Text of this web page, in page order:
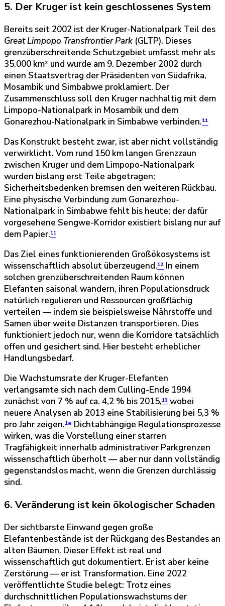
5. Der Kruger ist kein geschlossenes System
Bereits seit 2002 ist der Kruger-Nationalpark Teil des
Great Limpopo Transfrontier Park (GLTP). Dieses
grenzüberschreitende Schutzgebiet umfasst mehr als
35.000 km² und wurde am 9. Dezember 2002 durch
einen Staatsvertrag der Präsidenten von Südafrika,
Mosambik und Simbabwe proklamiert. Der
Zusammenschluss soll den Kruger nachhaltig mit dem
Limpopo-Nationalpark in Mosambik und dem
Gonarezhou-Nationalpark in Simbabwe verbinden.¹¹
Das Konstrukt besteht zwar, ist aber nicht vollständig
verwirklicht. Vom rund 150 km langen Grenzzaun
zwischen Kruger und dem Limpopo-Nationalpark
wurden bislang erst Teile abgetragen;
Sicherheitsbedenken bremsen den weiteren Rückbau.
Eine physische Verbindung zum Gonarezhou-
Nationalpark in Simbabwe fehlt bis heute; der dafür
vorgesehene Sengwe-Korridor existiert bislang nur auf
dem Papier.¹¹
Das Ziel eines funktionierenden Großökosystems ist
wissenschaftlich absolut überzeugend.¹² In einem
solchen grenzüberschreitenden Raum können
Elefanten saisonal wandern, ihren Populationsdruck
natürlich regulieren und Ressourcen großflächig
verteilen — indem sie beispielsweise Nährstoffe und
Samen über weite Distanzen transportieren. Dies
funktioniert jedoch nur, wenn die Korridore tatsächlich
offen und gesichert sind. Hier besteht erheblicher
Handlungsbedarf.
Die Wachstumsrate der Kruger-Elefanten
verlangsamte sich nach dem Culling-Ende 1994
zunächst von 7 % auf ca. 4,2 % bis 2015,¹³ wobei
neuere Analysen ab 2013 eine Stabilisierung bei 5,3 %
pro Jahr zeigen.¹⁵ Dichtabhängige Regulationsprozesse
wirken, was die Vorstellung einer starren
Tragfähigkeit innerhalb administrativer Parkgrenzen
wissenschaftlich überholt — aber nur dann vollständig
gegenstandslos macht, wenn die Grenzen durchlässig
sind.
6. Veränderung ist kein ökologischer Schaden
Der sichtbarste Einwand gegen große
Elefantenbestände ist der Rückgang des Bestandes an
alten Bäumen. Dieser Effekt ist real und
wissenschaftlich gut dokumentiert. Er ist aber keine
Zerstörung — er ist Transformation. Eine 2022
veröffentlichte Studie belegt: Trotz eines
durchschnittlichen Populationswachstums der